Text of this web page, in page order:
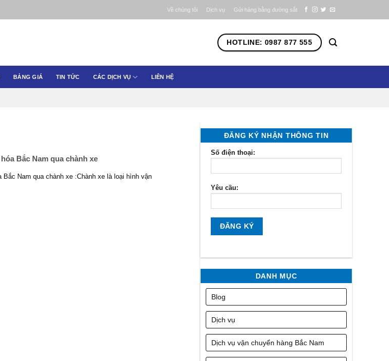
Về chúng tôi Dịch vụ Gửi hàng bằng đường sắt
HOTLINE: 0987 877 555
BẢNG GIÁ TIN TỨC CÁC DỊCH VỤ LIÊN HỆ
Bắc Nam qua chành xe
Bắc Nam qua chành xe :Chành xe là loại hình vận
ĐĂNG KÝ NHẬN THÔNG TIN
Số điện thoại:
Yêu cầu:
DANH MỤC
Blog
Dịch vụ
Dịch vụ vận chuyển hàng Bắc Nam